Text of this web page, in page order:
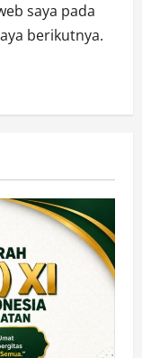
saya pada
berikutnya.